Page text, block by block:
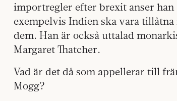
importregler efter brexit anser
exempelvis Indien ska vara
dem. Han är också uttalad
Margaret Thatcher.
Vad är det då som appellerar till
Mogg?